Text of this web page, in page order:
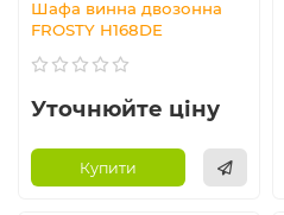
Шафа винна двозонна
FROSTY H168DE
Уточнюйте ціну
Купити